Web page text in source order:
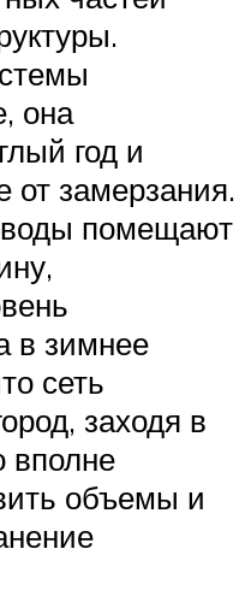
она
год и
от замерзания.
помещают
в зимнее
сеть
заходя в
объемы и